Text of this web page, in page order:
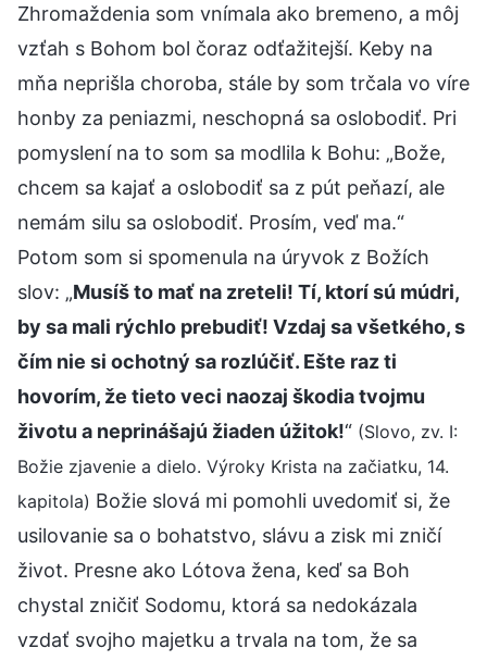
Zhromaždenia som vnímala ako bremeno, a môj
vzťah s Bohom bol čoraz odťažitejší. Keby na
mňa neprišla choroba, stále by som trčala vo víre
honby za peniazmi, neschopná sa oslobodiť. Pri
pomyslení na to som sa modlila k Bohu: „Bože,
chcem sa kajať a oslobodiť sa z pút peňazí, ale
nemám silu sa oslobodiť. Prosím, veď ma.“
Potom som si spomenula na úryvok z Božích
slov: „Musíš to mať na zreteli! Tí, ktorí sú múdri,
by sa mali rýchlo prebudiť! Vzdaj sa všetkého, s
čím nie si ochotný sa rozlúčiť. Ešte raz ti
hovorím, že tieto veci naozaj škodia tvojmu
životu a neprinášajú žiaden úžitok!“ (Slovo, zv. I:
Božie zjavenie a dielo. Výroky Krista na začiatku, 14.
kapitola) Božie slová mi pomohli uvedomiť si, že
usilovanie sa o bohatstvo, slávu a zisk mi zničí
život. Presne ako Lótova žena, keď sa Boh
chystal zničiť Sodomu, ktorá sa nedokázala
vzdať svojho majetku a trvala na tom, že sa